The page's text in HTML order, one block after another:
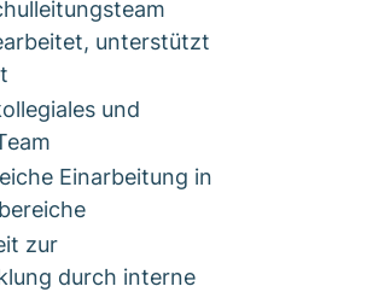
unterstützt
und
Einarbeitung in
zur
durch interne